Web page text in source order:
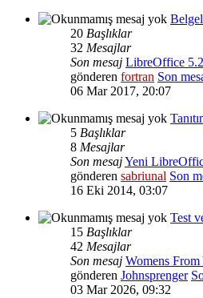
20 Başlıklar
32 Mesajlar
Son mesaj LibreOffice
gönderen fortran Son
06 Mar 2017, 20:07
5 Başlıklar
8 Mesajlar
Son mesajYeni
gönderen sabriunal Son
16 Eki 2014, 03:07
Test
15 Başlıklar
42 Mesajlar
Son mesaj Womens
gönderen Johnsprenger
03 Mar 2026, 09:32